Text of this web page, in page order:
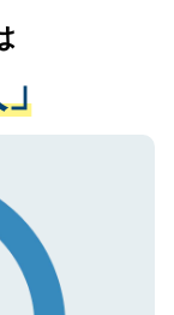
ての厳密な
に付与され
済みです。
ください。
状況や紹介
ドバイスを
転職をされ
が可能です